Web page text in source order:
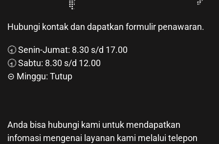
Hubungi kontak dan dapatkan formulir penawaran.
🕣 Senin-Jumat: 8.30 s/d 17.00
🕣 Sabtu: 8.30 s/d 12.00
⊝ Minggu: Tutup
Anda bisa hubungi kami untuk mendapatkan
infomasi mengenai layanan kami melalui telepon